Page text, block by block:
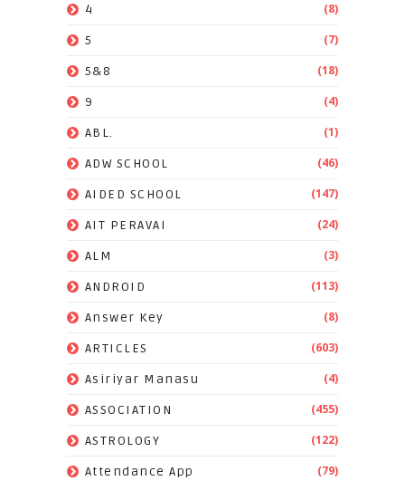
4 (8)
5 (7)
5&8 (18)
9 (4)
ABL. (1)
ADW SCHOOL (46)
AIDED SCHOOL (147)
AIT PERAVAI (24)
ALM (3)
ANDROID (113)
Answer Key (8)
ARTICLES (603)
Asiriyar Manasu (4)
ASSOCIATION (455)
ASTROLOGY (122)
Attendance App (79)